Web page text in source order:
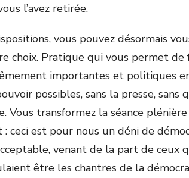
l’avez retirée.
vous pouvez désormais
choix. Pratique qui vous permet
importantes et politiques
possibles, sans la presse,
Vous transformez la séance
ceci est pour nous un déni de
venant de la part de ceux
être les chantres de la